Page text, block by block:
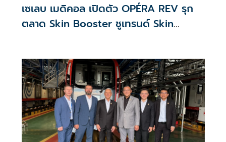
เซเลบ เมดิคอล เปิดตัว OPÉRA REV รุก
ตลาด Skin Booster ชูเทรนด์ Skin